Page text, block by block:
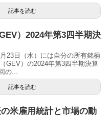
記事を読む
）2024年第3四半期決
23日（水）には自分の所有銘柄
GEV）の2024年第3四半期決算
の...
記事を読む
米雇用統計と市場の動